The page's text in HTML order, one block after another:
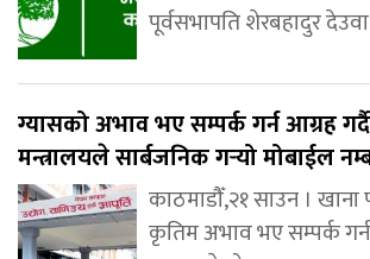
पूर्वसभापति शेरबहादुर
ग्यासको अभाव भए सम्पर्क गर्न आग्रह
मन्त्रालयले सार्बजनिक गर्‍यो मोबाईल
काठमाडौँ,२१ साउन ।
कृतिम अभाव भए सम्पर्क गर्न